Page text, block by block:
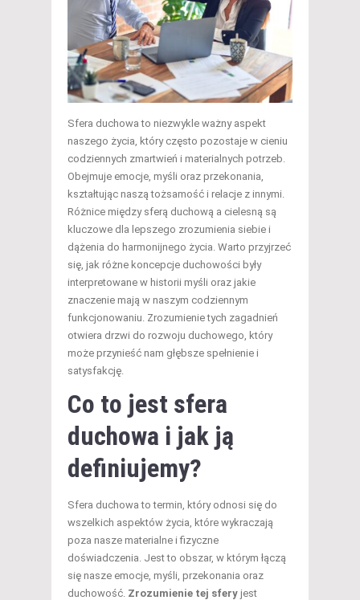
Sfera duchowa to niezwykle ważny aspekt
naszego życia, który często pozostaje w cieniu
codziennych zmartwień i materialnych potrzeb.
Obejmuje emocje, myśli oraz przekonania,
kształtując naszą tożsamość i relacje z innymi.
Różnice między sferą duchową a cielesną są
kluczowe dla lepszego zrozumienia siebie i
dążenia do harmonijnego życia. Warto przyjrzeć
się, jak różne koncepcje duchowości były
interpretowane w historii myśli oraz jakie
znaczenie mają w naszym codziennym
funkcjonowaniu. Zrozumienie tych zagadnień
otwiera drzwi do rozwoju duchowego, który
może przynieść nam głębsze spełnienie i
satysfakcję.
Co to jest sfera
duchowa i jak ją
definiujemy?
Sfera duchowa to termin, który odnosi się do
wszelkich aspektów życia, które wykraczają
poza nasze materialne i fizyczne
doświadczenia. Jest to obszar, w którym łączą
się nasze emocje, myśli, przekonania oraz
duchowość. Zrozumienie tej sfery jest